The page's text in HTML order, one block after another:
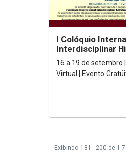
I Colóquio
Interdisciplinar
Direito,Filosofia
16 a 19 de setembro
Exibindo 181 - 200 de